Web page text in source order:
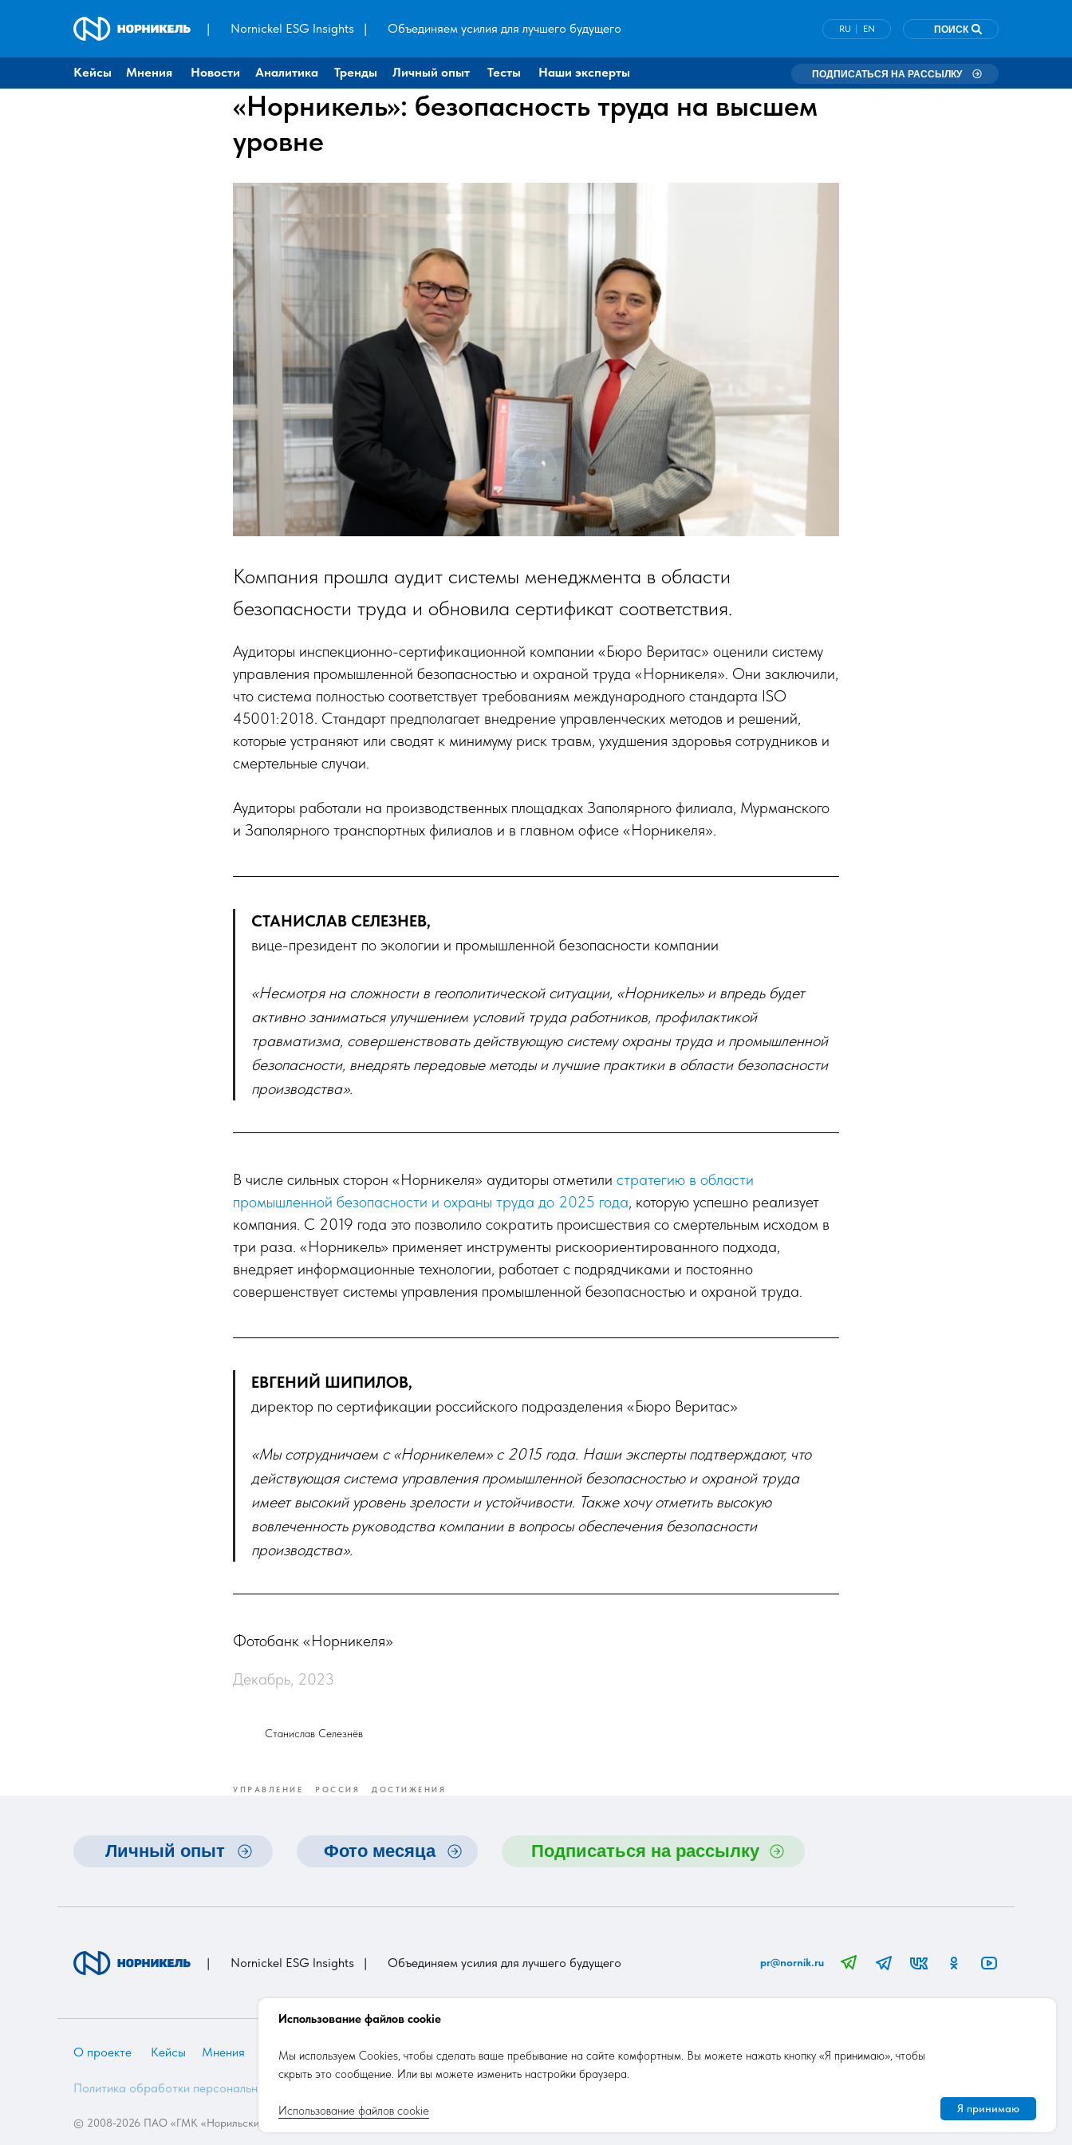
Nornickel ESG Insights
| | Объединяем усилия для лучшего будущего ПОИСК
RU | EN
Новости
Мнения Аналитика Тренды
Кейсы Личный опыт Тесты ПОДПИСАТЬСЯ НА РАССЫЛКУ
Наши эксперты
«Норникель»: безопасность труда на высшем
уровне
Компания прошла аудит системы менеджмента в области
безопасности труда и обновила сертификат соответствия.
Аудиторы инспекционно-сертификационной компании «Бюро Веритас» оценили систему
управления промышленной безопасностью и охраной труда «Норникеля». Они заключили,
что система полностью соответствует требованиям международного стандарта ISO
45001:2018. Стандарт предполагает внедрение управленческих методов и решений,
которые устраняют или сводят к минимуму риск травм, ухудшения здоровья сотрудников и
смертельные случаи.
Аудиторы работали на производственных площадках Заполярного филиала, Мурманского
и Заполярного транспортных филиалов и в главном офисе «Норникеля».
СТАНИСЛАВ СЕЛЕЗНЕВ,
вице-президент по экологии и промышленной безопасности компании
«Несмотря на сложности в геополитической ситуации, «Норникель» и впредь будет
активно заниматься улучшением условий труда работников, профилактикой
травматизма, совершенствовать действующую систему охраны труда и промышленной
безопасности, внедрять передовые методы и лучшие практики в области безопасности
производства».
В числе сильных сторон «Норникеля» аудиторы отметили стратегию в области
промышленной безопасности и охраны труда до 2025 года, которую успешно реализует
компания. С 2019 года это позволило сократить происшествия со смертельным исходом в
три раза. «Норникель» применяет инструменты рискоориентированного подхода,
внедряет информационные технологии, работает с подрядчиками и постоянно
совершенствует системы управления промышленной безопасностью и охраной труда.
ЕВГЕНИЙ ШИПИЛОВ,
директор по сертификации российского подразделения «Бюро Веритас»
«Мы сотрудничаем с «Норникелем» с 2015 года. Наши эксперты подтверждают, что
действующая система управления промышленной безопасностью и охраной труда
имеет высокий уровень зрелости и устойчивости. Также хочу отметить высокую
вовлеченность руководства компании в вопросы обеспечения безопасности
производства».
Фотобанк «Норникеля»
Декабрь, 2023
Станислав Селезнёв
УПРАВЛЕНИЕ РОССИЯ ДОСТИЖЕНИЯ
Личный опыт Фото месяца Подписаться на рассылку
Nornickel ESG Insights
| | Объединяем усилия для лучшего будущего pr@nornik.ru
Политика обработки персональных данных
© 2008-2026 ПАО «ГМК «Норильский никель»
О проекте Новости
Мнения Аналитика Тренды
Кейсы Личный опыт Тесты Вебинары и трансляции Наши партнеры Наши эксперты
Использование файлов cookie
Мы используем Cookies, чтобы сделать ваше пребывание на сайте комфортным. Вы можете нажать кнопку «Я принимаю», чтобы
скрыть это сообщение. Или вы можете изменить настройки браузера.
Использование файлов cookie Я принимаю